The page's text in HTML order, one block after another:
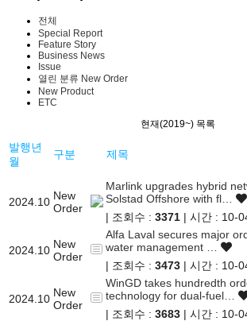
전체
Special Report
Feature Story
Business News
Issue
열린 분류 New Order
New Product
ETC
현재(2019~) 목록
발행년
월
구분 제목
2024.10 New
Order
Marlink upgrades hybrid
Solstad Offshore with fl…
| 조회수 : 3371 | 시간 : 10-
2024.10 New
Order
Alfa Laval secures major
water management …
| 조회수 : 3473 | 시간 : 10-
2024.10 New
Order
WinGD takes hundredth
technology for dual-fuel…
| 조회수 : 3683 | 시간 : 10-